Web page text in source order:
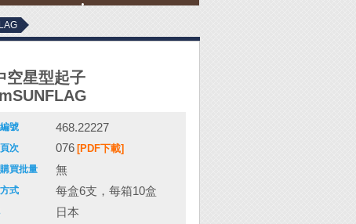
空星型起子
號 468.22227
次 076 [PDF下載]
買批量 無
式 每盒6支，每箱10盒
日本